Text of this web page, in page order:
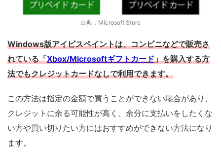
出典：Microsoft Store
Windows版アイビスペイントは、コンビニなどで販売さ
れている「Xbox/Microsoftギフトカード」を購入する方
法でもクレジットカードなしで利用できます。
この方法は指定の金額で買うことができない場合があり、
クレジットに余る可能性が高く、余分に支払いをしたくな
い方や買い切りたい方にはおすすめができない方法になり
ます。